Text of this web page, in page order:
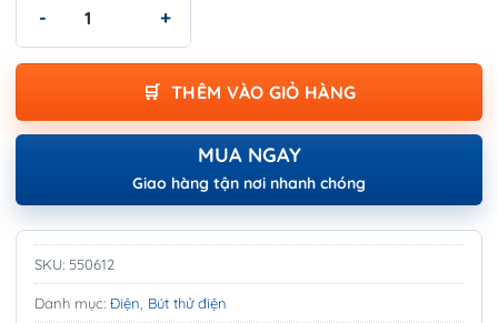
THÊM VÀO GIỎ HÀNG
MUA NGAY
Giao hàng tận nơi nhanh chóng
SKU: 550612
Danh mục: Điện Bút thử điện